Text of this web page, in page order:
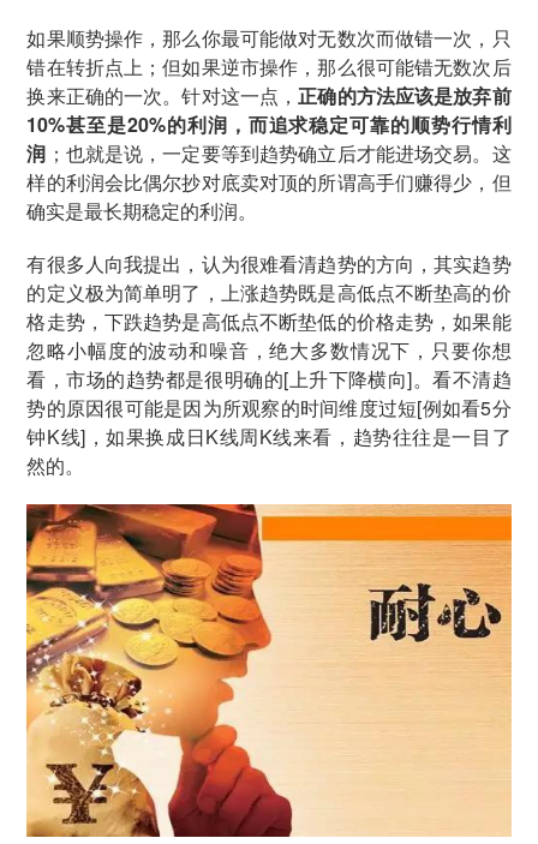
如果顺势操作，那么你最可能做对无数次而做错一次，只
错在转折点上；但如果逆市操作，那么很可能错无数次后
换来正确的一次。针对这一点，正确的方法应该是放弃前
10%甚至是20%的利润，而追求稳定可靠的顺势行情利
润 ；也就是说，一定要等到趋势确立后才能进场交易。这
样的利润会比偶尔抄对底卖对顶的所谓高手们赚得少，但
确实是最长期稳定的利润。
有很多人向我提出，认为很难看清趋势的方向，其实趋势
的定义极为简单明了，上涨趋势既是高低点不断垫高的价
格走势，下跌趋势是高低点不断垫低的价格走势，如果能
忽略小幅度的波动和噪音，绝大多数情况下，只要你想
看，市场的趋势都是很明确的[上升下降横向]。看不清趋
势的原因很可能是因为所观察的时间维度过短[例如看5分
钟K线]，如果换成日K线周K线来看，趋势往往是一目了
然的。